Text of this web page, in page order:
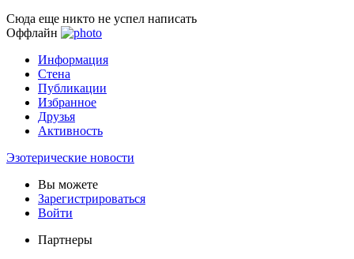
Сюда еще никто не успел написать
Оффлайн
Информация
Стена
Публикации
Избранное
Друзья
Активность
Эзотерические новости
Вы можете
Зарегистрироваться
Войти
Партнеры